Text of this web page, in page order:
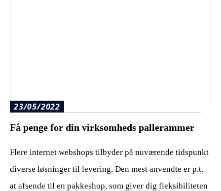
23/05/2022
Få penge for din virksomheds pallerammer
Flere internet webshops tilbyder på nuværende tidspunkt
diverse løsninger til levering. Den mest anvendte er p.t.
at afsende til en pakkeshop, som giver dig fleksibiliteten